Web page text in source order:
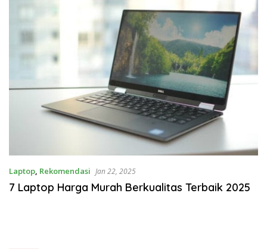
Laptop, Rekomendasi Jan 22, 2025
7 Laptop Harga Murah Berkualitas Terbaik 2025